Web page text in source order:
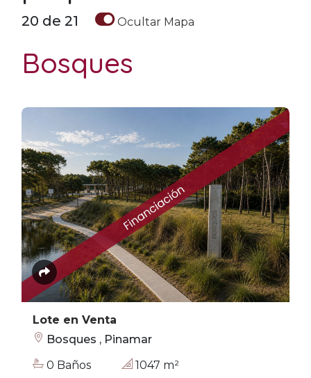
20 de 21 Ocultar Mapa
Bosques
Lote en Venta
Bosques , Pinamar
0 Baños
1047 m²